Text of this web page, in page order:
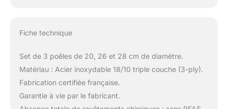
Fiche technique
Set de 3 poêles de 20, 26 et 28 cm de diamètre.
Matériau : Acier inoxydable 18/10 triple couche (3-ply).
Fabrication certifiée française.
Garantie à vie par le fabricant.